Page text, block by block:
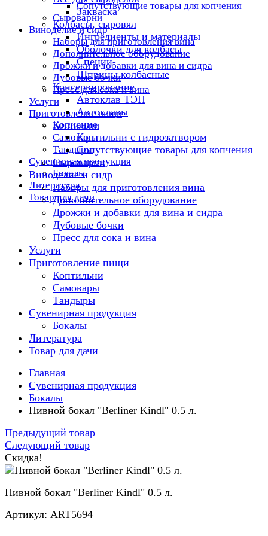
Сопутствующие товары для копчения
Сыроварни
Виноделие и сидр
Наборы для приготовления вина
Дополнительное оборудование
Дрожжи и добавки для вина и сидра
Дубовые бочки
Пресс для сока и вина
Услуги
Приготовление пищи
Коптильни
Самовары
Тандыры
Сувенирная продукция
Бокалы
Литература
Товар для дачи
Закваска
Колбасы, сыровял
Ингредиенты и материалы
Оболочки для колбасы
Специи
Шприцы колбасные
Консервирование
Автоклав ТЭН
Автоклавы
Копчение
Коптильни с гидрозатвором
Сопутствующие товары для копчения
Сыроварни
Виноделие и сидр
Наборы для приготовления вина
Дополнительное оборудование
Дрожжи и добавки для вина и сидра
Дубовые бочки
Пресс для сока и вина
Услуги
Приготовление пищи
Коптильни
Самовары
Тандыры
Сувенирная продукция
Бокалы
Литература
Товар для дачи
Главная
Сувенирная продукция
Бокалы
Пивной бокал "Berliner Kindl" 0.5 л.
Предыдущий товар
Следующий товар
Скидка!
Пивной бокал "Berliner Kindl" 0.5 л.
Артикул: ART5694